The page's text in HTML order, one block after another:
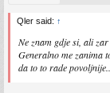
Qler said: ↑
Ne znam gdje si, ali
Generalno me zanima
da to to rade